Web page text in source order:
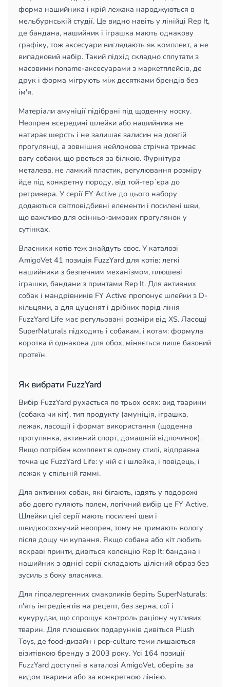
форма нашийника і крій лежака народжуються в
мельбурнській студії. Це видно навіть у лінійці Rep It,
де бандана, нашийник і іграшка мають однакову
графіку, тож аксесуари виглядають як комплект, а не
випадковий набір. Такий підхід складно сплутати з
масовими noname-аксесуарами з маркетплейсів, де
друк і форма мігрують між десятками брендів без
ім'я.
Матеріали амуніції підібрані під щоденну носку.
Неопрен всередині шлейки або нашийника не
натирає шерсть і не залишає залисин на довгій
прогулянці, а зовнішня нейлонова стрічка тримає
вагу собаки, що рветься за білкою. Фурнітура
металева, не ламкий пластик, регулювання розміру
йде під конкретну породу, від той-терʼєра до
ретривера. У серії FY Active до цього набору
додаються світловідбивні елементи і посилені шви,
що важливо для осінньо-зимових прогулянок у
сутінках.
Власники котів теж знайдуть своє. У каталозі
AmigoVet 41 позиція FuzzYard для котів: легкі
нашийники з безпечним механізмом, плюшеві
іграшки, бандани з принтами Rep It. Для активних
собак і мандрівників FY Active пропонує шлейки з D-
кільцями, а для цуценят і дрібних порід лінія
FuzzYard Life має регульовані розміри від XS. Ласощі
SuperNaturals підходять і собакам, і котам: формула
коротка й однакова для обох, міняється лише базовий
протеїн.
Як вибрати FuzzYard
Вибір FuzzYard рухається по трьох осях: вид тварини
(собака чи кіт), тип продукту (амуніція, іграшка,
лежак, ласощі) і формат використання (щоденна
прогулянка, активний спорт, домашній відпочинок).
Якщо потрібен комплект в одному стилі, відправна
точка це FuzzYard Life: у ній є і шлейка, і повідець, і
лежак у спільній гаммі.
Для активних собак, які бігають, їздять у подорожі
або довго гуляють полем, логічний вибір це FY Active.
Шлейки цієї серії мають посилені шви і
швидкосохнучий неопрен, тому не тримають вологу
після дощу чи купання. Якщо собака або кіт любить
яскраві принти, дивіться колекцію Rep It: бандана і
нашийник з однієї серії складають цілісний образ без
зусиль з боку власника.
Для гіпоалергенних смаколиків беріть SuperNaturals:
п'ять інгредієнтів на рецепт, без зерна, сої і
кукурудзи, що спрощує контроль раціону чутливих
тварин. Для плюшевих подарунків дивіться Plush
Toys, де food-дизайн і pop-culture теми лишаються
візитівкою бренду з 2003 року. Усі 164 позиції
FuzzYard доступні в каталозі AmigoVet, оберіть за
видом тварини або за конкретною лінією.